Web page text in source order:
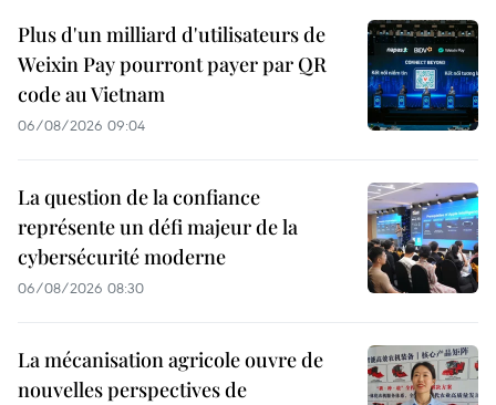
Plus d'un milliard d'utilisateurs de
Weixin Pay pourront payer par QR
code au Vietnam
06/08/2026 09:04
La question de la confiance
représente un défi majeur de la
cybersécurité moderne
06/08/2026 08:30
La mécanisation agricole ouvre de
nouvelles perspectives de